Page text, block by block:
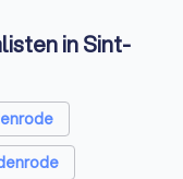
in Sint-